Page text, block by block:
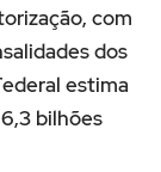
com
dos
estima
bilhões